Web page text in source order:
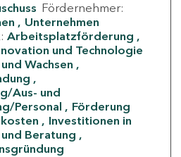
Fördernehmer:
Unternehmen
Arbeitsplatzförderung
und Technologie
Wachsen
Aus- und
Personal
Förderung
Investitionen in
Beratung